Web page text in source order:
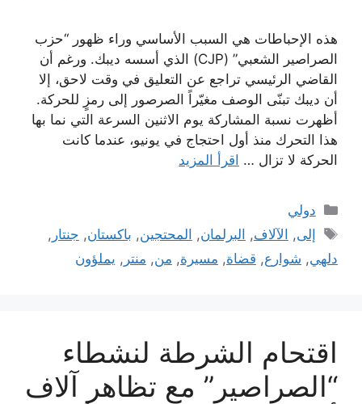
هذه الإحباطات هي السبب الأساسي وراء ظهور “حزب
الصراصير الشعبي” (CJP) الذي أسسه ديبك. ورغم أن
القاضي الرئيسي تراجع عن التعليق في وقت لاحق، إلا
أن ديبك تبنّى الوصف مغيّراً الصرصور إلى رمزٍ للحركة.
أظهرت نسبة المشاركة يوم الاثنين السرعة التي نما بها
هذا التحرك منذ أول احتجاج في يونيو، عندما كانت
الحركة لا تزال … اقرأ المزيد
التصنيفات
دولي
الوسوم
إلى, الآلاف, البرلمان, المحتجين, باكستان, جنتار ,
دلهي, شوارع, قضاة, مسيرة, من, منتر , يملؤون
اقتحام الشرطة لنشطاء
“الصراصير” مع تظاهر آلاف